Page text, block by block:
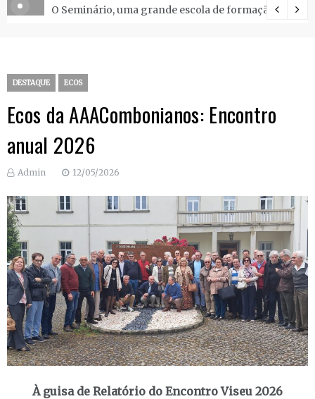
O Seminário, uma grande escola de formação.
DESTAQUE ECOS
Ecos da AAACombonianos: Encontro
anual 2026
Admin 12/05/2026
À guisa de Relatório do Encontro Viseu 2026